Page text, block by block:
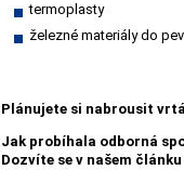
termoplasty
železné materiály do
Plánujete si nabrousit
Jak probíhala odborná
Dozvíte se v našem článku